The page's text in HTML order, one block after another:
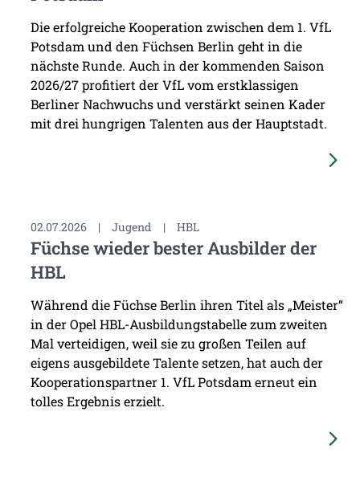
Die erfolgreiche Kooperation zwischen dem 1. VfL
Potsdam und den Füchsen Berlin geht in die
nächste Runde. Auch in der kommenden Saison
2026/27 profitiert der VfL vom erstklassigen
Berliner Nachwuchs und verstärkt seinen Kader
mit drei hungrigen Talenten aus der Hauptstadt.
02.07.2026 | Jugend | HBL
Füchse wieder bester Ausbilder der
HBL
Während die Füchse Berlin ihren Titel als „Meister“
in der Opel HBL-Ausbildungstabelle zum zweiten
Mal verteidigen, weil sie zu großen Teilen auf
eigens ausgebildete Talente setzen, hat auch der
Kooperationspartner 1. VfL Potsdam erneut ein
tolles Ergebnis erzielt.